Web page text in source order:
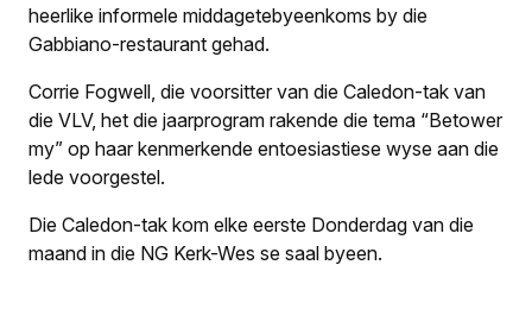
heerlike informele middagetebyeenkoms by die
Gabbiano-restaurant gehad.
Corrie Fogwell, die voorsitter van die Caledon-tak van
die VLV, het die jaarprogram rakende die tema “Betower
my” op haar kenmerkende entoesiastiese wyse aan die
lede voorgestel.
Die Caledon-tak kom elke eerste Donderdag van die
maand in die NG Kerk-Wes se saal byeen.